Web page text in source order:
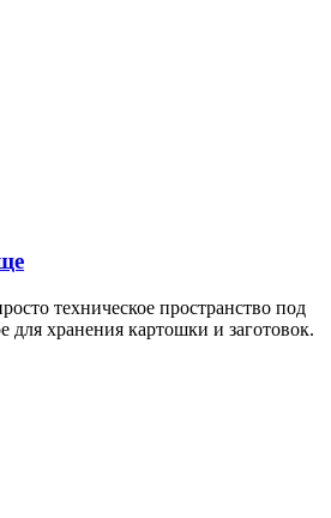
техническое пространство под
для хранения картошки и заготовок.